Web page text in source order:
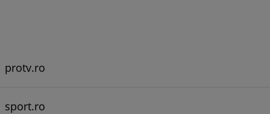
protv.ro
sport.ro